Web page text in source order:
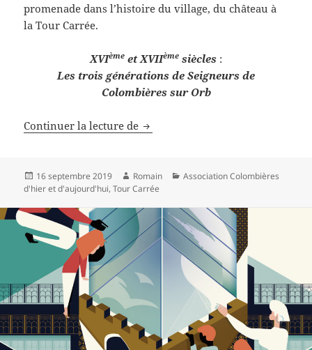
promenade dans l’histoire du village, du château à
la Tour Carrée.
XVIème et XVIIème siècles :
Les trois générations de Seigneurs de
Colombières sur Orb
Continuer la lecture de Journée Européenne du
Publié
le
16 septembre 2019 Auteur
Romain Catégories
Association Colombières
d'hier et d'aujourd'hui,Tour Carrée